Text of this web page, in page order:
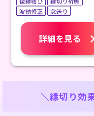
波動修正
念送り
詳細を見る
＼縁切り効